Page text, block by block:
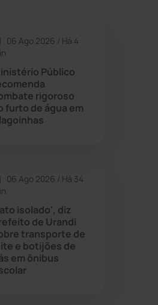
(1504)
(120)
(430)
06 Ago 2026 / Há 4
Público
rigoroso
furto de água em
06 Ago 2026 / Há 34
isolado', diz
de Urandi
transporte de
e botijões de
em ônibus